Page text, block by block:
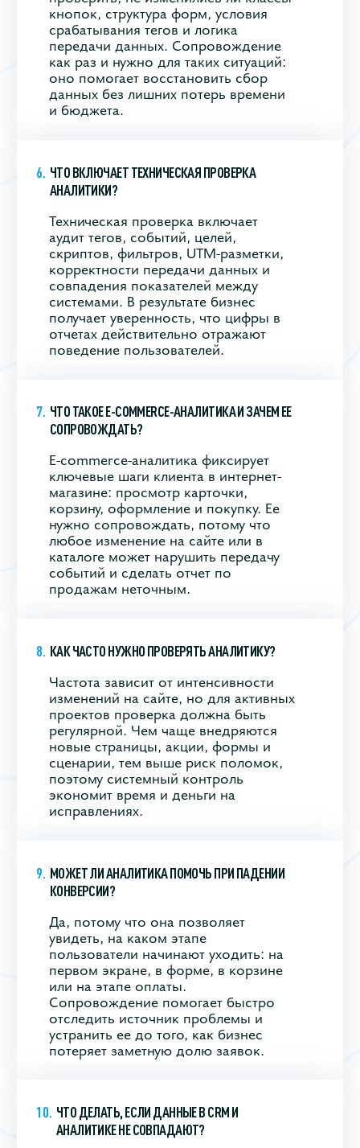
кнопок, структура форм, условия
срабатывания тегов и логика
передачи данных. Сопровождение
как раз и нужно для таких ситуаций:
оно помогает восстановить сбор
данных без лишних потерь времени
и бюджета.
ЧТО ВКЛЮЧАЕТ ТЕХНИЧЕСКАЯ ПРОВЕРКА
АНАЛИТИКИ?
Техническая проверка включает
аудит тегов, событий, целей,
скриптов, фильтров, UTM-разметки,
корректности передачи данных и
совпадения показателей между
системами. В результате бизнес
получает уверенность, что цифры в
отчетах действительно отражают
поведение пользователей.
ЧТО ТАКОЕ E-COMMERCE-АНАЛИТИКА И ЗАЧЕМ ЕЕ
СОПРОВОЖДАТЬ?
E-commerce-аналитика фиксирует
ключевые шаги клиента в интернет-
магазине: просмотр карточки,
корзину, оформление и покупку. Ее
нужно сопровождать, потому что
любое изменение на сайте или в
каталоге может нарушить передачу
событий и сделать отчет по
продажам неточным.
КАК ЧАСТО НУЖНО ПРОВЕРЯТЬ АНАЛИТИКУ?
Частота зависит от интенсивности
изменений на сайте, но для активных
проектов проверка должна быть
регулярной. Чем чаще внедряются
новые страницы, акции, формы и
сценарии, тем выше риск поломок,
поэтому системный контроль
экономит время и деньги на
исправлениях.
МОЖЕТ ЛИ АНАЛИТИКА ПОМОЧЬ ПРИ ПАДЕНИИ
КОНВЕРСИИ?
Да, потому что она позволяет
увидеть, на каком этапе
пользователи начинают уходить: на
первом экране, в форме, в корзине
или на этапе оплаты.
Сопровождение помогает быстро
отследить источник проблемы и
устранить ее до того, как бизнес
потеряет заметную долю заявок.
ЧТО ДЕЛАТЬ, ЕСЛИ ДАННЫЕ В CRM И
АНАЛИТИКЕ НЕ СОВПАДАЮТ?